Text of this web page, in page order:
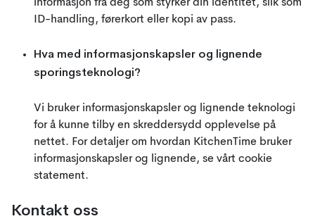
informasjon fra deg som styrker din identitet, slik som
ID-handling, førerkort eller kopi av pass.
Hva med informasjonskapsler og lignende
sporingsteknologi?
Vi bruker informasjonskapsler og lignende teknologi
for å kunne tilby en skreddersydd opplevelse på
nettet. For detaljer om hvordan KitchenTime bruker
informasjonskapsler og lignende, se vårt cookie
statement.
Kontakt oss